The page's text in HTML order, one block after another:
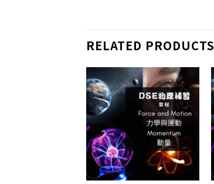
RELATED PRODUCTS